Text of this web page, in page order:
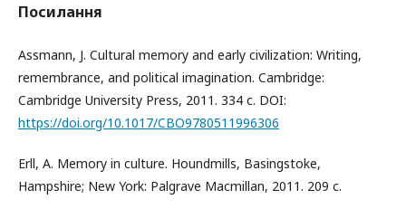
Посилання
Assmann, J. Cultural memory and early civilization: Writing,
remembrance, and political imagination. Cambridge:
Cambridge University Press, 2011. 334 с. DOI:
https://doi.org/10.1017/CBO9780511996306
Erll, A. Memory in culture. Houndmills, Basingstoke,
Hampshire; New York: Palgrave Macmillan, 2011. 209 с.